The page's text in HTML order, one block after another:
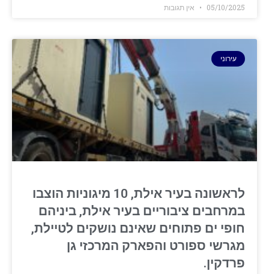
05/10/2025 אין תגובות
עירוני
לראשונה בעיר אילת, 10 מיגוניות הוצבו
במרחבים ציבוריים בעיר אילת, ביניהם
חופי ים פתוחים שאינם נושקים לטיילת,
מגרשי ספורט והפארק המרכזי גן
פרדקין.